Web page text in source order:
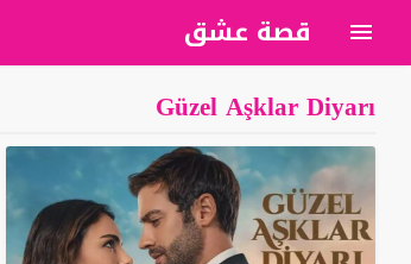
قصة عشق
Güzel Aşklar Diyarı